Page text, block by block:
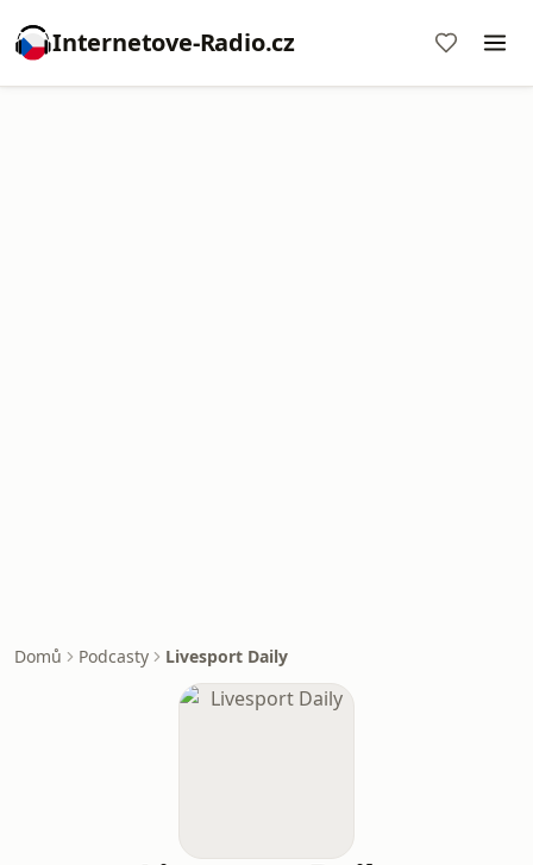
Internetove-Radio.cz
Domů Podcasty Livesport Daily